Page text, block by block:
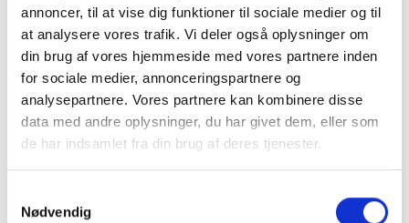
annoncer, til at vise dig funktioner til sociale medier og til
at analysere vores trafik. Vi deler også oplysninger om
din brug af vores hjemmeside med vores partnere inden
for sociale medier, annonceringspartnere og
analysepartnere. Vores partnere kan kombinere disse
data med andre oplysninger, du har givet dem, eller som
de har indsamlet fra din brug af deres tjenester.
Nødvendig